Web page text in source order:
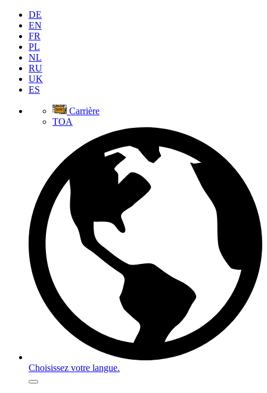
DE
EN
FR
PL
NL
RU
UK
ES
Carrière
TOA
Choisissez votre langue.